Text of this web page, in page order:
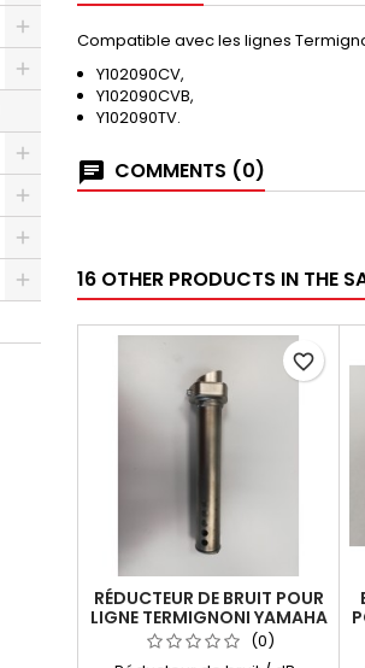
Compatible avec les lignes
Y102090CV,
Y102090CVB,
Y102090TV.
COMMENTS (0)
16 OTHER PRODUCTS IN THE
RÉDUCTEUR DE BRUIT POUR
LIGNE TERMIGNONI YAMAHA
TMAX 530(0)
favorite_border